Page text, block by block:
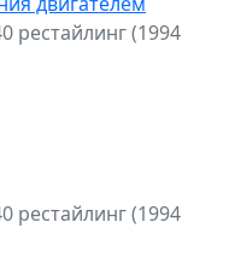
рестайлинг (1994
рестайлинг (1994